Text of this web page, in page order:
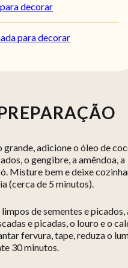
decorar
para decorar
grande, adicione o óleo de
o gengibre, a amêndoa, a
Misture bem e deixe
(cerca de 5 minutos).
de sementes e picados,
e picadas, o louro e o
fervura, tape, reduza o
30 minutos.